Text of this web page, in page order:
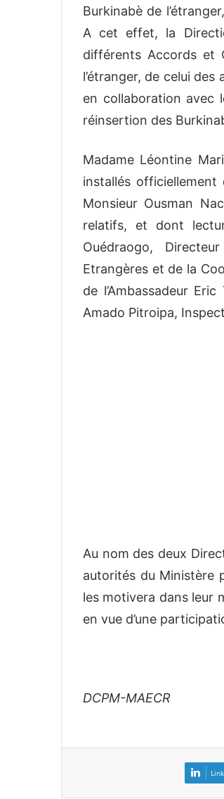
Burkinabè de
A cet effet, la
différents Accords et
l’étranger, de celui des
en collaboration avec
réinsertion des
Madame Léontine
installés
Monsieur Ousman
relatifs, et dont
Ouédraogo,
Etrangères et de la
de l’Ambassadeur
Amado Pitroipa,
Au nom des deux
autorités du Ministère
les motivera dans leur
en vue d’une
DCPM-MAECR